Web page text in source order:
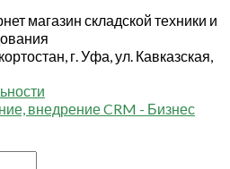
магазин складской техники и
г. Уфа, ул. Кавказская,
внедрение CRM - Бизнес